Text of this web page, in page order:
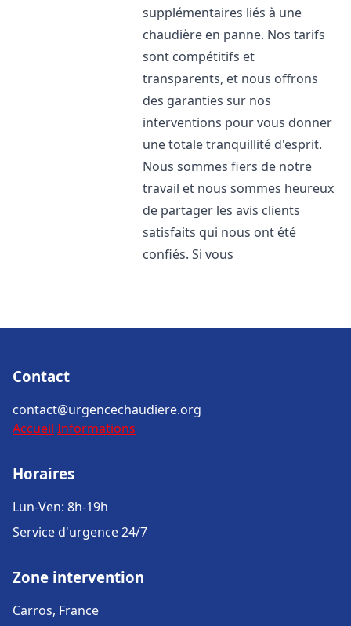
supplémentaires liés à une
chaudière en panne. Nos tarifs
sont compétitifs et
transparents, et nous offrons
des garanties sur nos
interventions pour vous donner
une totale tranquillité d'esprit.
Nous sommes fiers de notre
travail et nous sommes heureux
de partager les avis clients
satisfaits qui nous ont été
confiés. Si vous
Contact
contact@urgencechaudiere.org
Accueil Informations
Horaires
Lun-Ven: 8h-19h
Service d'urgence 24/7
Zone intervention
Carros, France